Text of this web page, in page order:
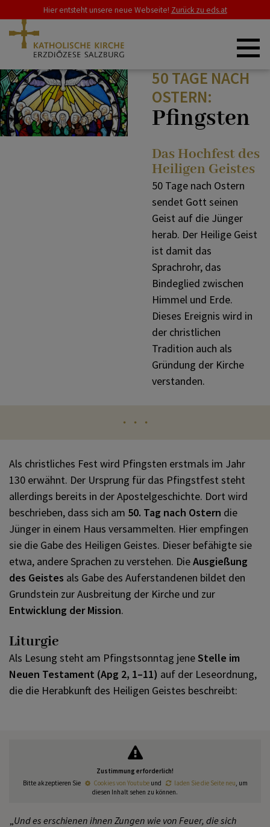
Hier entsteht unsere neue Webseite! Zurück zu eds.at
ERZDIÖZESE
SCHWERPUNKTE
GLAUBE & LEBEN
ZURÜCK
Salz & Licht
ZURÜCK
Allerheiligen
Pfingsten
KOMMUNIKATION
VERANSTALTUNGEN
50 TAGE NACH
OSTERN:
Pfingsten
Das Hochfest des
Heiligen Geistes
50 Tage nach Ostern
sendet Gott seinen
Geist auf die Jünger
herab. Der Heilige Geist
ist damit das
Sprachrohr, das
Bindeglied zwischen
Himmel und Erde.
Dieses Ereignis wird in
der christlichen
Tradition auch als
Gründung der Kirche
verstanden.
・・・
Als christliches Fest wird Pfingsten erstmals im Jahr
130 erwähnt. Der Ursprung für das Pfingstfest steht
allerdings bereits in der Apostelgeschichte. Dort wird
beschrieben, dass sich am 50. Tag nach Ostern die
Jünger in einem Haus versammelten. Hier empfingen
sie die Gabe des Heiligen Geistes. Dieser befähigte sie
etwa, andere Sprachen zu verstehen. DieAusgießung
des Geistes als Gabe des Auferstandenen bildet den
Grundstein zur Ausbreitung der Kirche und zur
Entwicklung der Mission.
Liturgie
Als Lesung steht am Pfingstsonntag jeneStelle im
Neuen Testament (Apg 2, 1–11) auf der Leseordnung,
die die Herabkunft des Heiligen Geistes beschreibt:
Zustimmung erforderlich!
Bitte akzeptieren Sie
Cookies von Youtubeund laden Sie die Seite neu, um
diesen Inhalt sehen zu können.
„Und es erschienen ihnen Zungen wie von Feuer, die sich